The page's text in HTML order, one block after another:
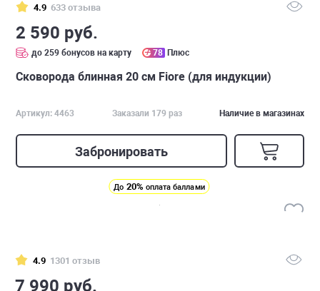
4.9 633 отзыва
2 590 руб.
до 259 бонусов на карту 78 Плюс
Сковорода блинная 20 см Fiore (для индукции)
Артикул: 4463 Заказали 179 раз Наличие в магазинах
Забронировать
До 20% оплата баллами
4.9 1301 отзыв
7 990 руб.